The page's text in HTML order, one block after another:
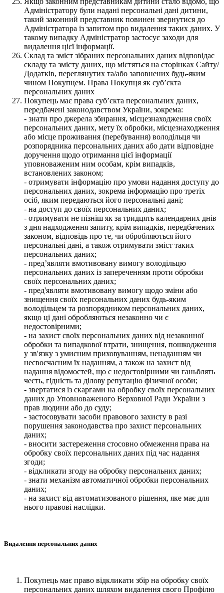
Адміністратору були надані персональні дані дитини,
такий законний представник повинен звернутися до
Адміністратора із запитом про видалення таких даних. У
такому випадку Адміністратор застосує заходи для
видалення цієї інформації.
Склад та зміст зібраних персональних даних відповідає
складу та змісту даних, що містяться на сторінках Сайту/
Додатків, переглянутих та/або заповнених будь-яким
чином Покупцем. Права Покупця як суб’єкта
персональних даних
Покупець має права суб’єкта персональних даних,
передбачені законодавством України, зокрема:
- знати про джерела збирання, місцезнаходження своїх
персональних даних, мету їх обробки, місцезнаходження
або місце проживання (перебування) володільця чи
розпорядника персональних даних або дати відповідне
доручення щодо отримання цієї інформації
уповноваженим ним особам, крім випадків,
встановлених законом;
- отримувати інформацію про умови надання доступу до
персональних даних, зокрема інформацію про третіх
осіб, яким передаються його персональні дані;
- на доступ до своїх персональних даних;
- отримувати не пізніш як за тридцять календарних днів
з дня надходження запиту, крім випадків, передбачених
законом, відповідь про те, чи обробляються його
персональні дані, а також отримувати зміст таких
персональних даних;
- пред’являти вмотивовану вимогу володільцю
персональних даних із запереченням проти обробки
своїх персональних даних;
- пред'являти вмотивовану вимогу щодо зміни або
знищення своїх персональних даних будь-яким
володільцем та розпорядником персональних даних,
якщо ці дані обробляються незаконно чи є
недостовірними;
- на захист своїх персональних даних від незаконної
обробки та випадкової втрати, знищення, пошкодження
у зв'язку з умисним приховуванням, ненаданням чи
несвоєчасним їх наданням, а також на захист від
надання відомостей, що є недостовірними чи ганьблять
честь, гідність та ділову репутацію фізичної особи;
- звертатися із скаргами на обробку своїх персональних
даних до Уповноваженого Верховної Ради України з
прав людини або до суду;
- застосовувати засоби правового захисту в разі
порушення законодавства про захист персональних
даних;
- вносити застереження стосовно обмеження права на
обробку своїх персональних даних під час надання
згоди;
- відкликати згоду на обробку персональних даних;
- знати механізм автоматичної обробки персональних
даних;
- на захист від автоматизованого рішення, яке має для
нього правові наслідки.
Видалення персональних даних
Покупець має право відкликати збір на обробку своїх
персональних даних шляхом видалення свого Профілю